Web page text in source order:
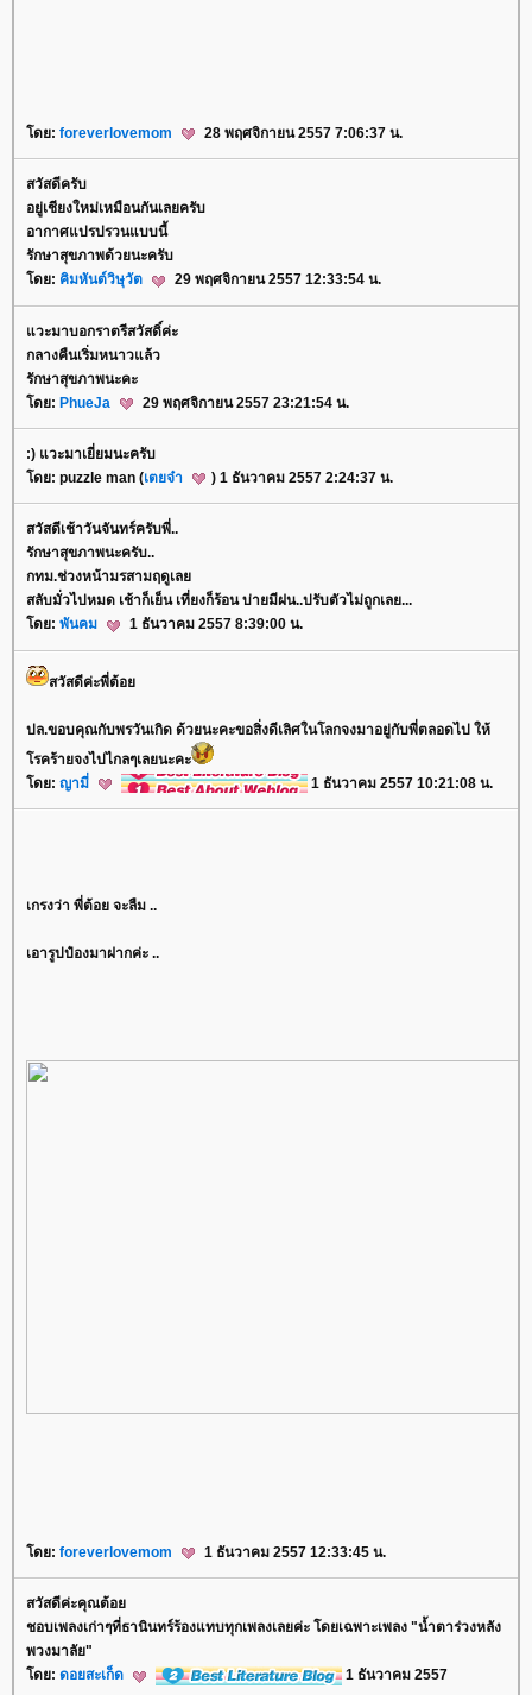
ดย: foreverlovemom 28 พฤศจิกายน 2557 7:06:37 น.
สวัสดีครับ
อยู่เชียงใหม่เหมือนกันเลยครับ
อากาศแปรปรวนแบบนี้
รักษาสุขภาพด้วยนะครับ
ดย: คิมหันต์วิษุวัต 29 พฤศจิกายน 2557 12:33:54 น.
วะมาบอกราตรีสวัสดิ์ค่ะ
กลางคืนเริ่มหนาวแล้ว
รักษาสุขภาพนะคะ
ดย: PhueJa 29 พฤศจิกายน 2557 23:21:54 น.
:) แวะมาเยี่ยมนะครับ
ดย: puzzle man (เตยจ๋า ) 1 ธันวาคม 2557 2:24:37 น.
สวัสดีเช้าวันจันทร์ครับพี่..
รักษาสุขภาพนะครับ..
กทม.ช่วงหน้ามรสามฤดูเล
สลับมั่วไปหมด เช้าก็เย็น เที่ยงก็ร้อน บ่ายมีฝน..ปรับตัวไม่ถูกเลย...
ดย: พันคม 1 ธันวาคม 2557 8:39:00 น.
สวัสดีค่ะพี่ต้อ
ปล.ขอบคุณกับพรวันเกิด ด้วยนะคะขอสิ่งดีเลิศในโลกจงมาอยู่กับพี่ตลอดไป ให้
รคร้ายจงไปไกลๆเลยนะคะ
ดย: ญามี่ 1 ธันวาคม 2557 10:21:08 น.
เกรงว่า พี่ต้อย จะลืม ..
เอารูปป๋องมาฝากค่ะ ..
ดย: foreverlovemom 1 ธันวาคม 2557 12:33:45 น.
สวัสดีค่ะคุณต้อ
ชอบเพลงเก่าๆที่ธานินทร์ร้องแทบทุกเพลงเลยค่ะ โดยเฉพาะเพลง "น้ำตาร่วงหลัง
พวงมาลัย"
ดย: ดอยสะเก็ด
1 ธันวาคม 2557